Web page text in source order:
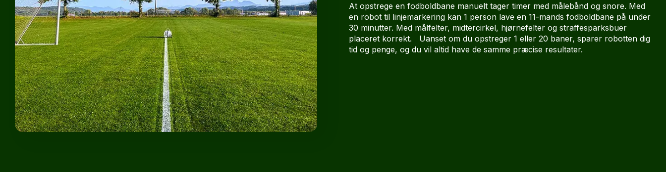
At opstrege en fodboldbane manuelt tager timer med målebånd og snore. Med
en robot til linjemarkering kan 1 person lave en 11-mands fodboldbane på under
30 minutter. Med målfelter, midtercirkel, hjørnefelter og straffesparksbuer
placeret korrekt. Uanset om du opstreger 1 eller 20 baner, sparer robotten dig
tid og penge, og du vil altid have de samme præcise resultater.